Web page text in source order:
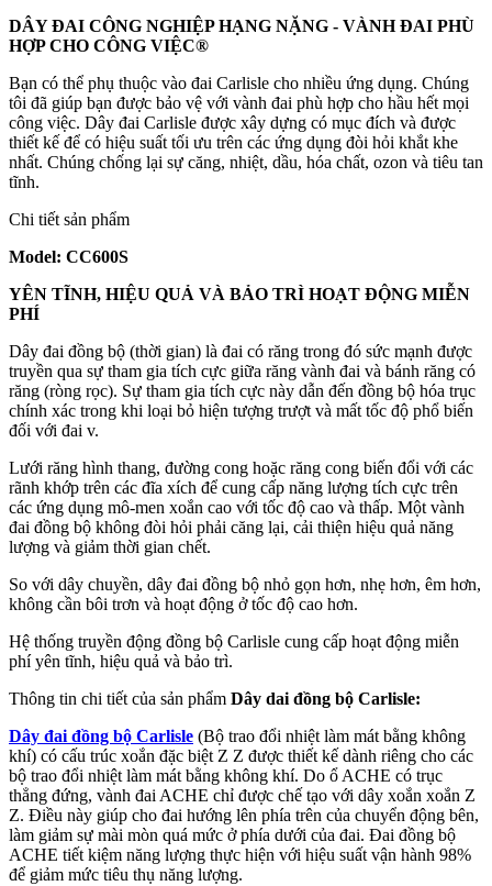
DÂY ĐAI CÔNG NGHIỆP HẠNG NẶNG - VÀNH ĐAI PHÙ
HỢP CHO CÔNG VIỆC®
Bạn có thể phụ thuộc vào đai Carlisle cho nhiều ứng dụng. Chúng
tôi đã giúp bạn được bảo vệ với vành đai phù hợp cho hầu hết mọi
công việc. Dây đai Carlisle được xây dựng có mục đích và được
thiết kế để có hiệu suất tối ưu trên các ứng dụng đòi hỏi khắt khe
nhất. Chúng chống lại sự căng, nhiệt, dầu, hóa chất, ozon và tiêu tan
tĩnh.
Chi tiết sản phẩm
Model: CC600S
YÊN TĨNH, HIỆU QUẢ VÀ BẢO TRÌ HOẠT ĐỘNG MIỄN
PHÍ
Dây đai đồng bộ (thời gian) là đai có răng trong đó sức mạnh được
truyền qua sự tham gia tích cực giữa răng vành đai và bánh răng có
răng (ròng rọc). Sự tham gia tích cực này dẫn đến đồng bộ hóa trục
chính xác trong khi loại bỏ hiện tượng trượt và mất tốc độ phổ biến
đối với đai v.
Lưới răng hình thang, đường cong hoặc răng cong biến đổi với các
rãnh khớp trên các đĩa xích để cung cấp năng lượng tích cực trên
các ứng dụng mô-men xoắn cao với tốc độ cao và thấp. Một vành
đai đồng bộ không đòi hỏi phải căng lại, cải thiện hiệu quả năng
lượng và giảm thời gian chết.
So với dây chuyền, dây đai đồng bộ nhỏ gọn hơn, nhẹ hơn, êm hơn,
không cần bôi trơn và hoạt động ở tốc độ cao hơn.
Hệ thống truyền động đồng bộ Carlisle cung cấp hoạt động miễn
phí yên tĩnh, hiệu quả và bảo trì.
Thông tin chi tiết của sản phẩm Dây dai đồng bộ Carlisle:
Dây đai đồng bộ Carlisle (Bộ trao đổi nhiệt làm mát bằng không
khí) có cấu trúc xoắn đặc biệt Z Z được thiết kế dành riêng cho các
bộ trao đổi nhiệt làm mát bằng không khí. Do ổ ACHE có trục
thẳng đứng, vành đai ACHE chỉ được chế tạo với dây xoắn xoắn Z
Z. Điều này giúp cho đai hướng lên phía trên của chuyển động bên,
làm giảm sự mài mòn quá mức ở phía dưới của đai. Đai đồng bộ
ACHE tiết kiệm năng lượng thực hiện với hiệu suất vận hành 98%
để giảm mức tiêu thụ năng lượng.